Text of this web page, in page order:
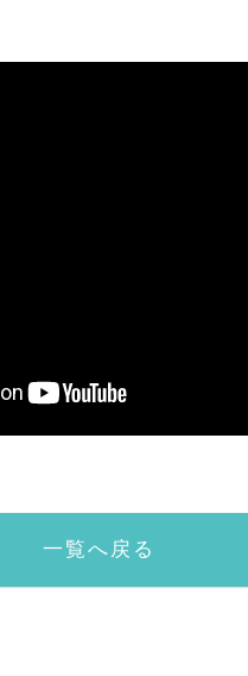
一覧へ戻る